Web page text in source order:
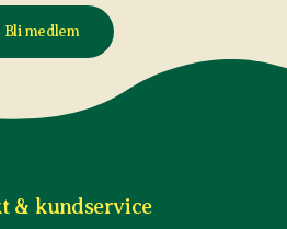
du gör din beställning.
med att växter blivit
under
för reklamation. Om
våra butiker, sköts detta av
Bli medlem
& kundservice